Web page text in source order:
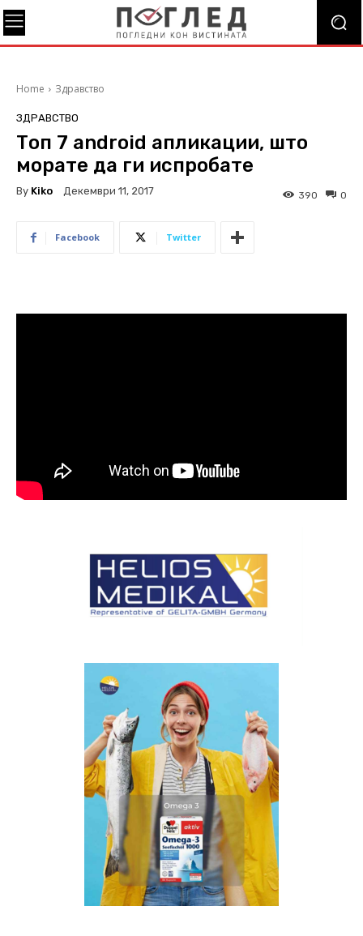
Home Здравство
ЗДРАВСТВО
Топ 7 android апликации, што
морате да ги испробате
By Kiko Декември 11, 2017 0
390
Facebook Twitter